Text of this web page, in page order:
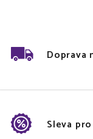
Doprava
Sleva